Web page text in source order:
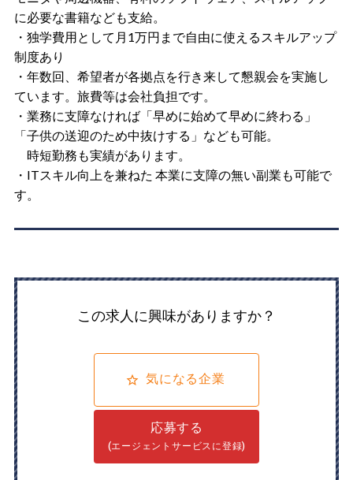
に必要な書籍なども支給。
・独学費用として月1万円まで自由に使えるスキルアップ
制度あり
・年数回、希望者が各拠点を行き来して懇親会を実施し
ています。旅費等は会社負担です。
・業務に支障なければ「早めに始めて早めに終わる」
「子供の送迎のため中抜けする」なども可能。
時短勤務も実績があります。
・ITスキル向上を兼ねた 本業に支障の無い副業も可能で
す。
この求人に興味がありますか？
気になる企業
応募する
(エージェントサービスに登録)